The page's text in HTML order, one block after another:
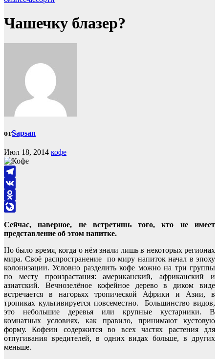
Чашечку блазер?
отSapsan
Июл 18, 2014 кофе
Telegram
VK
Odnoklassniki
Сейчас, наверное, не встретишь того, кто не имеет
представление об этом напитке.
Но было время, когда о нём знали лишь в некоторых регионах
мира. Своё распространение по миру напиток начал в эпоху
колонизации. Условно разделить кофе можно на три группы
по месту произрастания: американский, африканский и
азиатский. Вечнозелёное кофейное дерево в диком виде
встречается в нагорьях тропической Африки и Азии, в
тропиках культивируется повсеместно. Большинство видов,
это небольшие деревья или крупные кустарники. В
комнатных условиях, как правило, принимают кустовую
форму. Кофеин содержится во всех частях растения для
отпугивания вредителей, в одних видах больше, в других
меньше.